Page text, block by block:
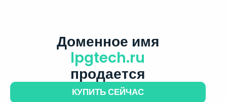
Доменное имя
lpgtech.ru
продается
КУПИТЬ СЕЙЧАС